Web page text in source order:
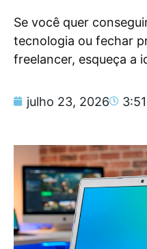
Se você quer
tecnologia ou fechar
freelancer, esqueça a
julho 23, 2026